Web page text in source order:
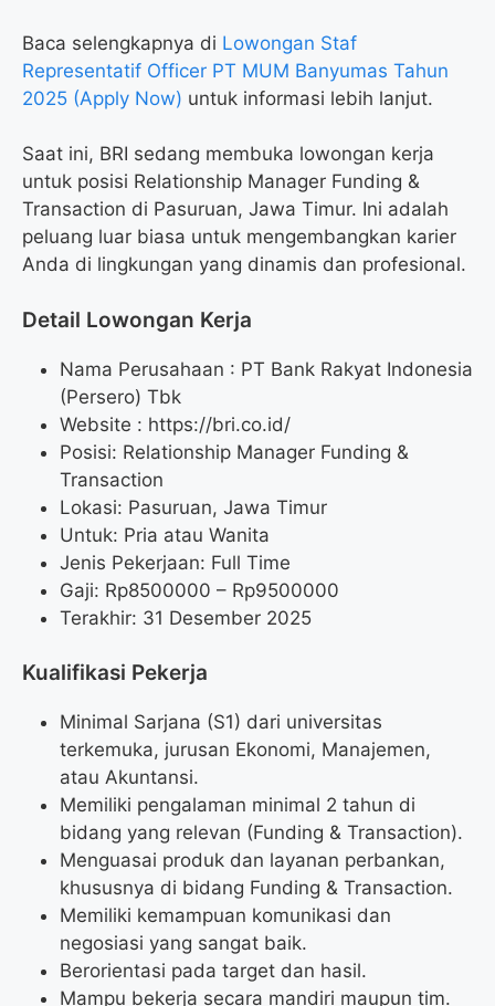
Baca selengkapnya di Lowongan Staf
Representatif Officer PT MUM Banyumas Tahun
2025 (Apply Now) untuk informasi lebih lanjut.
Saat ini, BRI sedang membuka lowongan kerja
untuk posisi Relationship Manager Funding &
Transaction di Pasuruan, Jawa Timur. Ini adalah
peluang luar biasa untuk mengembangkan karier
Anda di lingkungan yang dinamis dan profesional.
Detail Lowongan Kerja
Nama Perusahaan : PT Bank Rakyat Indonesia
(Persero) Tbk
Website : https://bri.co.id/
Posisi: Relationship Manager Funding &
Transaction
Lokasi: Pasuruan, Jawa Timur
Untuk: Pria atau Wanita
Jenis Pekerjaan: Full Time
Gaji: Rp8500000 – Rp9500000
Terakhir: 31 Desember 2025
Kualifikasi Pekerja
Minimal Sarjana (S1) dari universitas
terkemuka, jurusan Ekonomi, Manajemen,
atau Akuntansi.
Memiliki pengalaman minimal 2 tahun di
bidang yang relevan (Funding & Transaction).
Menguasai produk dan layanan perbankan,
khususnya di bidang Funding & Transaction.
Memiliki kemampuan komunikasi dan
negosiasi yang sangat baik.
Berorientasi pada target dan hasil.
Mampu bekerja secara mandiri maupun tim.